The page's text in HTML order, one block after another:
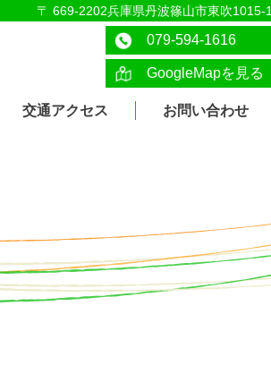
〒 669-2202兵庫県丹波篠山市東吹1015-1
079-594-1616
GoogleMapを見る
交通アクセス お問い合わせ